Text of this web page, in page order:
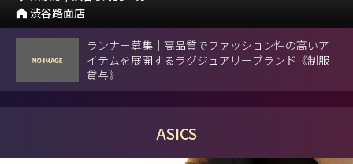
渋谷路面店
ランナー募集｜高品質でファッション性の高いア
イテムを展開するラグジュアリーブランド《制服
貸与》
ASICS